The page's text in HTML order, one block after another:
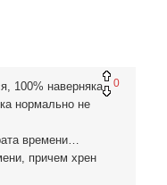
0
100% наверняка
нормально не
времени…
причем хрен